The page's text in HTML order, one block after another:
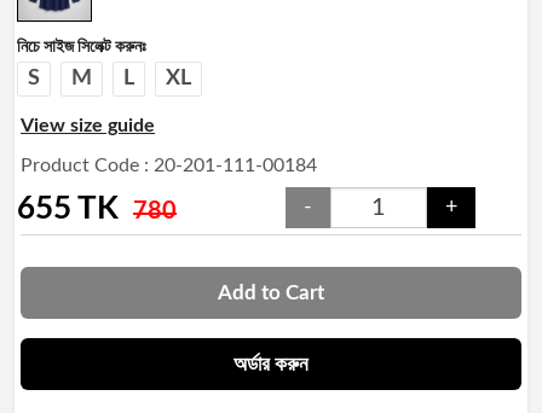
নিচে সাইজ সিলেক্ট করুনঃ
S M L XL
View size guide
Product Code : 20-201-111-00184
655 TK 780 - +
Add to Cart
অর্ডার করুন